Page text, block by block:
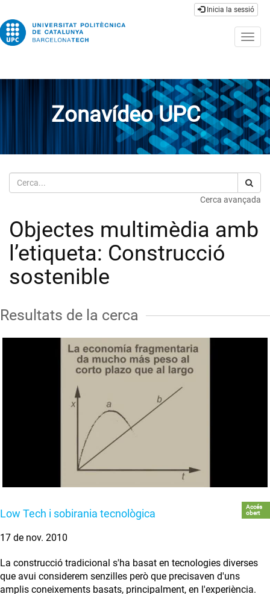
Inicia la sessió
Zonavídeo UPC
Cerca
Cerca avançada
Objectes multimèdia amb
l’etiqueta: Construcció
sostenible
Resultats de la cerca
Low Tech i sobirania tecnològica
Accés
obert
17 de nov. 2010
La construcció tradicional s'ha basat en tecnologies diverses
que avui considerem senzilles però que precisaven d'uns
amplis coneixements basats, principalment, en l'experiència.